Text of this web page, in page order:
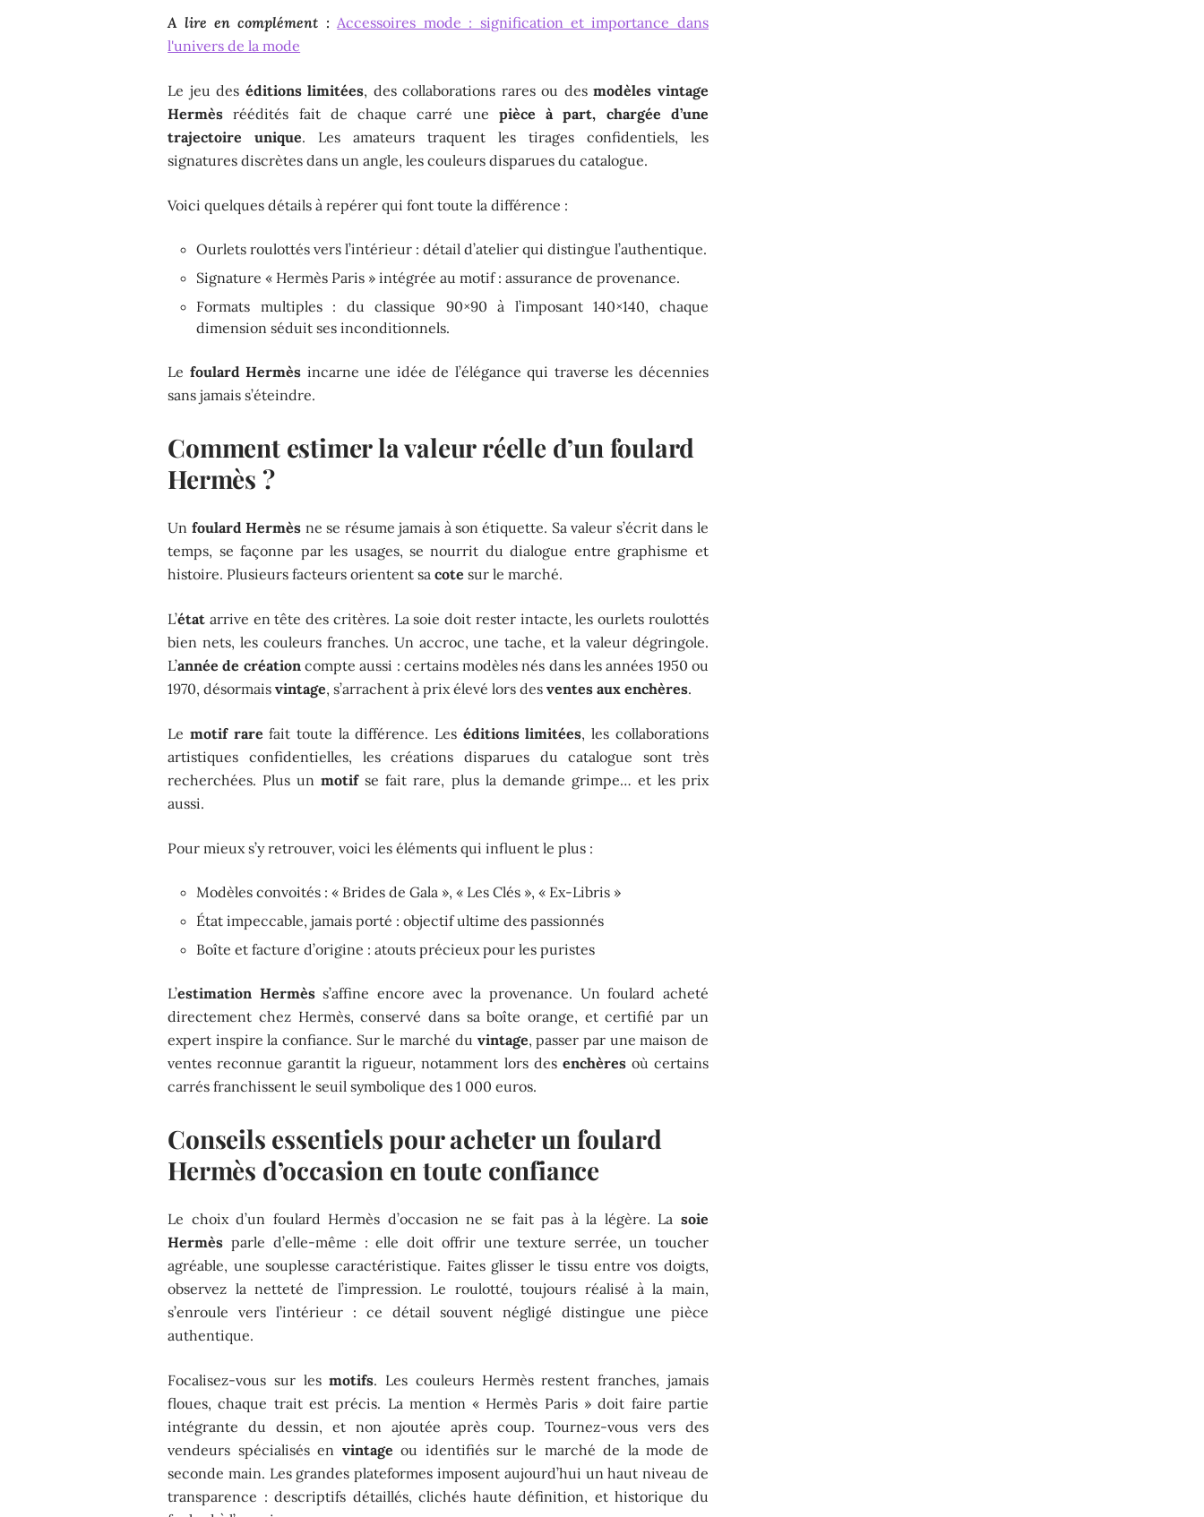
A lire en complément : Accessoires mode : signification et importance dans
l'univers de la mode
Le jeu des éditions limitées, des collaborations rares ou desmodèles vintage
Hermès réédités fait de chaque carré une pièce à part, chargée d’une
trajectoire unique. Les amateurs traquent les tirages confidentiels, les
signatures discrètes dans un angle, les couleurs disparues du catalogue.
Voici quelques détails à repérer qui font toute la différence :
Ourlets roulottés vers l’intérieur : détail d’atelier qui distingue l’authentique.
Signature « Hermès Paris » intégrée au motif : assurance de provenance.
Formats multiples : du classique 90×90 à l’imposant 140×140, chaque
dimension séduit ses inconditionnels.
Le foulard Hermès incarne une idée de l’élégance qui traverse les décennies
sans jamais s’éteindre.
Comment estimer la valeur réelle d’un foulard
Hermès ?
Un foulard Hermès ne se résume jamais à son étiquette. Sa valeur s’écrit dans le
temps, se façonne par les usages, se nourrit du dialogue entre graphisme et
histoire. Plusieurs facteurs orientent sacote sur le marché.
L’état arrive en tête des critères. La soie doit rester intacte, les ourlets roulottés
bien nets, les couleurs franches. Un accroc, une tache, et la valeur dégringole.
L’année de créationcompte aussi : certains modèles nés dans les années 1950 ou
1970, désormaisvintage, s’arrachent à prix élevé lors desventes aux enchères.
Le motif rare fait toute la différence. Les éditions limitées, les collaborations
artistiques confidentielles, les créations disparues du catalogue sont très
recherchées. Plus unmotifse fait rare, plus la demande grimpe… et les prix
aussi.
Pour mieux s’y retrouver, voici les éléments qui influent le plus :
Modèles convoités : « Brides de Gala », « Les Clés », « Ex-Libris »
État impeccable, jamais porté : objectif ultime des passionnés
Boîte et facture d’origine : atouts précieux pour les puristes
L’estimation Hermèss’affine encore avec la provenance. Un foulard acheté
directement chez Hermès, conservé dans sa boîte orange, et certifié par un
expert inspire la confiance. Sur le marché du vintage, passer par une maison de
ventes reconnue garantit la rigueur, notamment lors des enchèresoù certains
carrés franchissent le seuil symbolique des 1 000 euros.
Conseils essentiels pour acheter un foulard
Hermès d’occasion en toute confiance
Le choix d’un foulard Hermès d’occasion ne se fait pas à la légère. La soie
Hermès parle d’elle-même : elle doit offrir une texture serrée, un toucher
agréable, une souplesse caractéristique. Faites glisser le tissu entre vos doigts,
observez la netteté de l’impression. Le roulotté, toujours réalisé à la main,
s’enroule vers l’intérieur : ce détail souvent négligé distingue une pièce
authentique.
Focalisez-vous sur lesmotifs. Les couleurs Hermès restent franches, jamais
floues, chaque trait est précis. La mention « Hermès Paris » doit faire partie
intégrante du dessin, et non ajoutée après coup. Tournez-vous vers des
vendeurs spécialisés en vintage ou identifiés sur le marché de la mode de
seconde main. Les grandes plateformes imposent aujourd’hui un haut niveau de
transparence : descriptifs détaillés, clichés haute définition, et historique du